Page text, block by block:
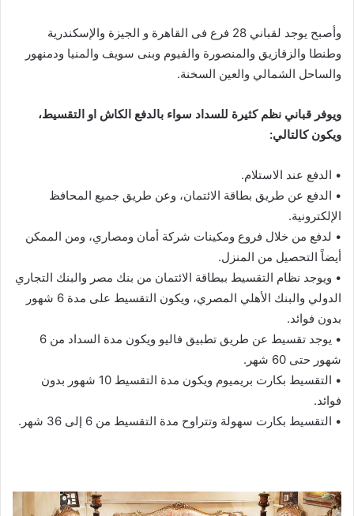
وأصبح يوجد لقباني 28 فرع فى القاهرة و الجيزة والإسكندرية
وطنطا والزقازيق والمنصورة والفيوم وبنى سويف والمنيا ودمنهور
والساحل الشمالي والعين السخنة.
ويوفر قباني نظم كثيرة للسداد سواء بالدفع الكاش او التقسيط،
ويكون كالتالي:
• الدفع عند الاستلام.
• الدفع عن طريق بطاقة الائتمان، وعن طريق جميع المحافظ
الإلكترونية.
• لدفع من خلال فروع ومكينات شركة أمان ومصاري، ومن الممكن
أيضاً التحصيل من المنزل.
• ويوجد نظام التقسيط ببطاقة الائتمان من بنك مصر والبنك التجاري
الدولي والبنك الأهلي المصري، ويكون التقسيط على مدة 6 شهور
بدون فوائد.
• يوجد تقسيط عن طريق تطبيق فاليو ويكون مدة السداد من 6
شهور حتى 60 شهر.
• التقسيط بكارت بريميوم ويكون مدة التقسيط 10 شهور بدون
فوائد.
• التقسيط بكارت سهولة وتتراوح مدة التقسيط من 6 إلى 36 شهر.